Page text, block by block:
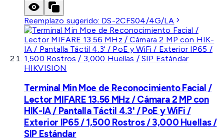
Reemplazo sugerido: DS-2CFS04/4G/LA
HIKVISION
Terminal Min Moe de Reconocimiento Facial /
Lector MIFARE 13.56 MHz / Cámara 2 MP con
HIK-IA / Pantalla Táctil 4.3' / PoE y WiFi /
Exterior IP65 / 1,500 Rostros / 3,000 Huellas /
SIP Estándar